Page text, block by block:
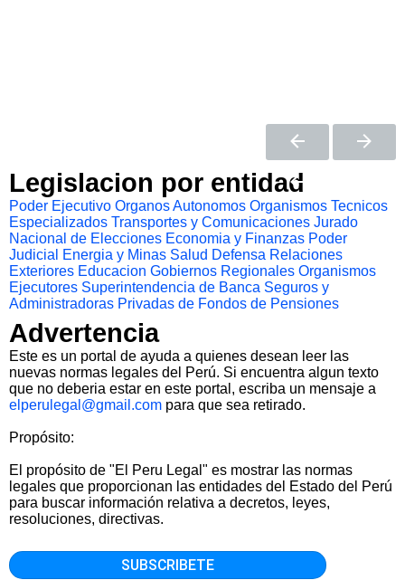
Legislacion por entidad
Poder Ejecutivo Organos Autonomos Organismos Tecnicos
Especializados Transportes y Comunicaciones Jurado
Nacional de Elecciones Economia y Finanzas Poder
Judicial
Energia y Minas Salud Defensa Relaciones
Exteriores Educacion Gobiernos Regionales Organismos
Ejecutores Superintendencia de Banca Seguros y
Administradoras Privadas de Fondos de Pensiones
Advertencia
Este es un portal de ayuda a quienes desean leer las
nuevas normas legales del Perú. Si encuentra algun texto
que no deberia estar en este portal, escriba un mensaje a
elperulegal@gmail.com para que sea retirado.
Propósito:
El propósito de "El Peru Legal" es mostrar las normas
legales que proporcionan las entidades del Estado del Perú
para buscar información relativa a decretos, leyes,
resoluciones, directivas.